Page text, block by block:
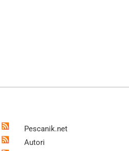
Pescanik.net
Autori